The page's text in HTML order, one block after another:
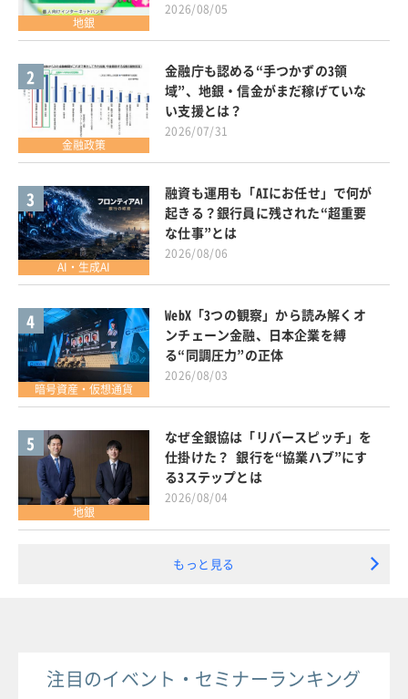
地銀
2026/08/05
2
金融政策
金融庁も認める“手つかずの3領
域”、地銀・信金がまだ稼げていな
い支援とは？
2026/07/31
3
AI・生成AI
融資も運用も「AIにお任せ」で何が
起きる？銀行員に残された“超重要
な仕事”とは
2026/08/06
4
暗号資産・仮想通貨
WebX「3つの観察」から読み解くオ
ンチェーン金融、日本企業を縛
る“同調圧力”の正体
2026/08/03
5
地銀
なぜ全銀協は「リバースピッチ」を
仕掛けた？ 銀行を“協業ハブ”にす
る3ステップとは
2026/08/04
もっと見る
注目のイベント・セミナーランキング